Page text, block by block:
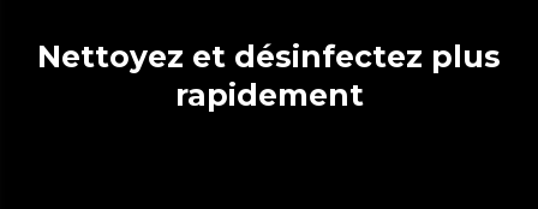
Nettoyez et désinfectez plus
rapidement